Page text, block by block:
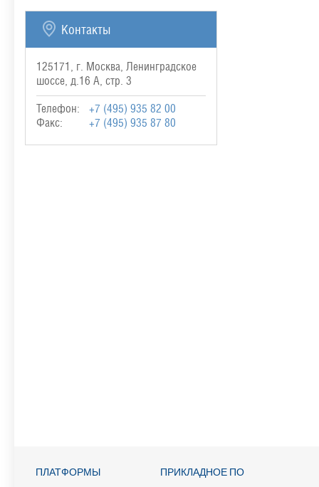
Контакты
125171, г. Москва, Ленинградское
шоссе, д.16 А, стр. 3
Телефон:
+7 (495) 935 82 00
Факс:
+7 (495) 935 87 80
ПЛАТФОРМЫ
ПРИКЛАДНОЕ ПО